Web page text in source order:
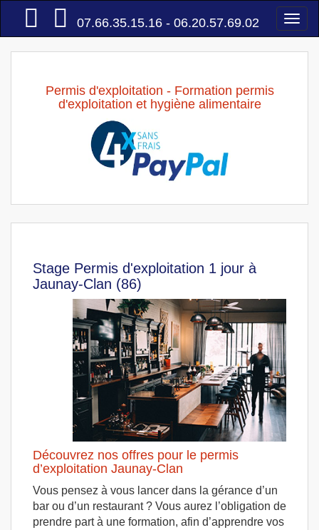
Accueil
07.66.35.15.16 - 06.20.57.69.02
Permis d'exploitation - Formation permis
d'exploitation et hygiène alimentaire
Stage Permis d'exploitation 1 jour à
Jaunay-Clan (86)
Découvrez nos offres pour le permis
d’exploitation Jaunay-Clan
Vous pensez à vous lancer dans la gérance d’un
bar ou d’un restaurant ? Vous aurez l’obligation de
prendre part à une formation, afin d’apprendre vos